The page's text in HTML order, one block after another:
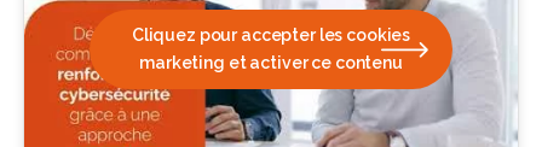
Cliquez pour accepter les cookies
marketing et activer ce contenu